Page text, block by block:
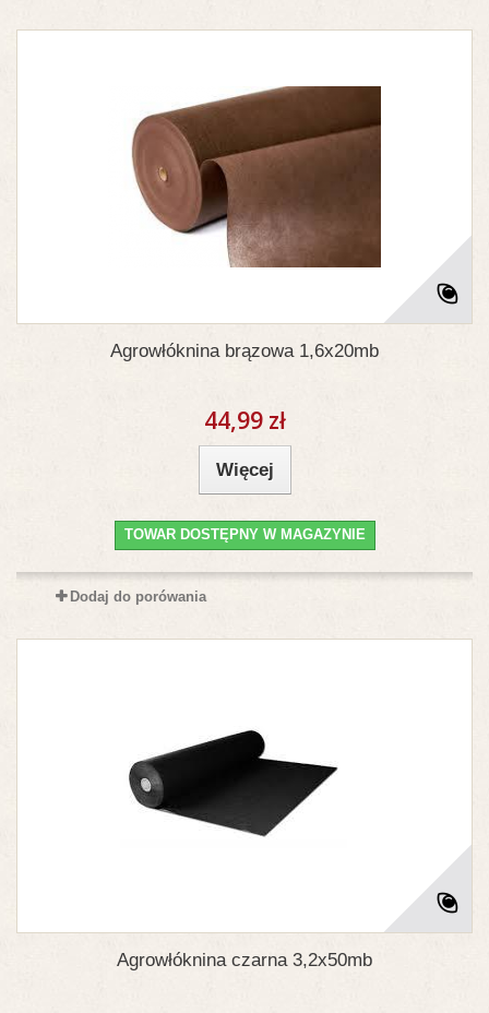
Agrowłóknina brązowa 1,6x20mb
44,99 zł
Więcej
TOWAR DOSTĘPNY W MAGAZYNIE
Dodaj do porówania
Agrowłóknina czarna 3,2x50mb